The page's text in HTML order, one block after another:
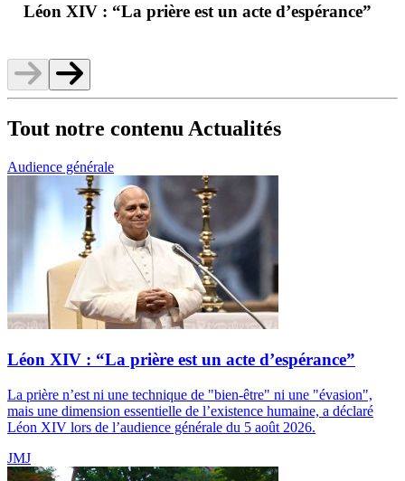
Léon XIV : “La prière est un acte d’espérance”
Tout notre contenu Actualités
Audience générale
Léon XIV : “La prière est un acte d’espérance”
La prière n’est ni une technique de "bien-être" ni une "évasion",
mais une dimension essentielle de l’existence humaine, a déclaré
Léon XIV lors de l’audience générale du 5 août 2026.
JMJ